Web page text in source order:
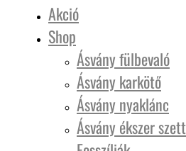
Akció
Shop
Ásvány fülbevaló
Ásvány karkötő
Ásvány nyaklánc
Ásvány ékszer szett